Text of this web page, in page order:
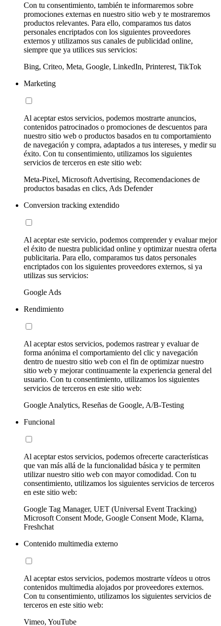
Con tu consentimiento, también te informaremos sobre
promociones externas en nuestro sitio web y te mostraremos
productos relevantes. Para ello, comparamos tus datos
personales encriptados con los siguientes proveedores
externos y utilizamos sus canales de publicidad online,
siempre que ya utilices sus servicios:
Bing, Criteo, Meta, Google, LinkedIn, Printerest, TikTok
Marketing
Al aceptar estos servicios, podemos mostrarte anuncios,
contenidos patrocinados o promociones de descuentos para
nuestro sitio web o productos basados en tu comportamiento
de navegación y compra, adaptados a tus intereses, y medir su
éxito. Con tu consentimiento, utilizamos los siguientes
servicios de terceros en este sitio web:
Meta-Pixel, Microsoft Advertising, Recomendaciones de
productos basadas en clics, Ads Defender
Conversion tracking extendido
Al aceptar este servicio, podemos comprender y evaluar mejor
el éxito de nuestra publicidad online y optimizar nuestra oferta
publicitaria. Para ello, comparamos tus datos personales
encriptados con los siguientes proveedores externos, si ya
utilizas sus servicios:
Google Ads
Rendimiento
Al aceptar estos servicios, podemos rastrear y evaluar de
forma anónima el comportamiento del clic y navegación
dentro de nuestro sitio web con el fin de optimizar nuestro
sitio web y mejorar continuamente la experiencia general del
usuario. Con tu consentimiento, utilizamos los siguientes
servicios de terceros en este sitio web:
Google Analytics, Reseñas de Google, A/B-Testing
Funcional
Al aceptar estos servicios, podemos ofrecerte características
que van más allá de la funcionalidad básica y te permiten
utilizar nuestro sitio web con mayor comodidad. Con tu
consentimiento, utilizamos los siguientes servicios de terceros
en este sitio web:
Google Tag Manager, UET (Universal Event Tracking)
Microsoft Consent Mode, Google Consent Mode, Klarna,
Freshchat
Contenido multimedia externo
Al aceptar estos servicios, podemos mostrarte vídeos u otros
contenidos multimedia alojados por proveedores externos.
Con tu consentimiento, utilizamos los siguientes servicios de
terceros en este sitio web:
Vimeo, YouTube